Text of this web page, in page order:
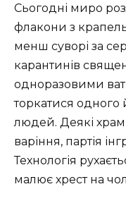
Сьогодні миро
флакони з
менш суворі за
карантинів
одноразовими
торкатися одного
людей. Деякі
варіння, партія
Технологія
малює хрест на